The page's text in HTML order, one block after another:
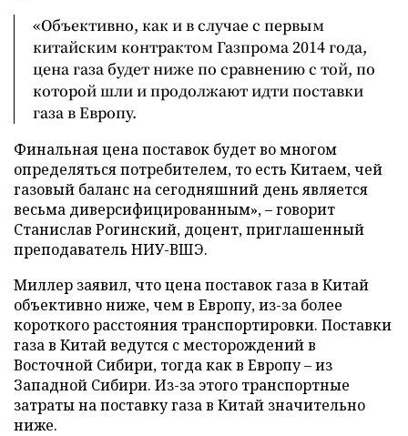
«Объективно, как и в случае с первым
китайским контрактом Газпрома 2014 года,
цена газа будет ниже по сравнению с той, по
которой шли и продолжают идти поставки
газа в Европу.
Финальная цена поставок будет во многом
определяться потребителем, то есть Китаем, чей
газовый баланс на сегодняшний день является
весьма диверсифицированным», – говорит
Станислав Рогинский, доцент, приглашенный
преподаватель НИУ-ВШЭ.
Миллер заявил, что цена поставок газа в Китай
объективно ниже, чем в Европу, из-за более
короткого расстояния транспортировки. Поставки
газа в Китай ведутся с месторождений в
Восточной Сибири, тогда как в Европу – из
Западной Сибири. Из-за этого транспортные
затраты на поставку газа в Китай значительно
ниже.